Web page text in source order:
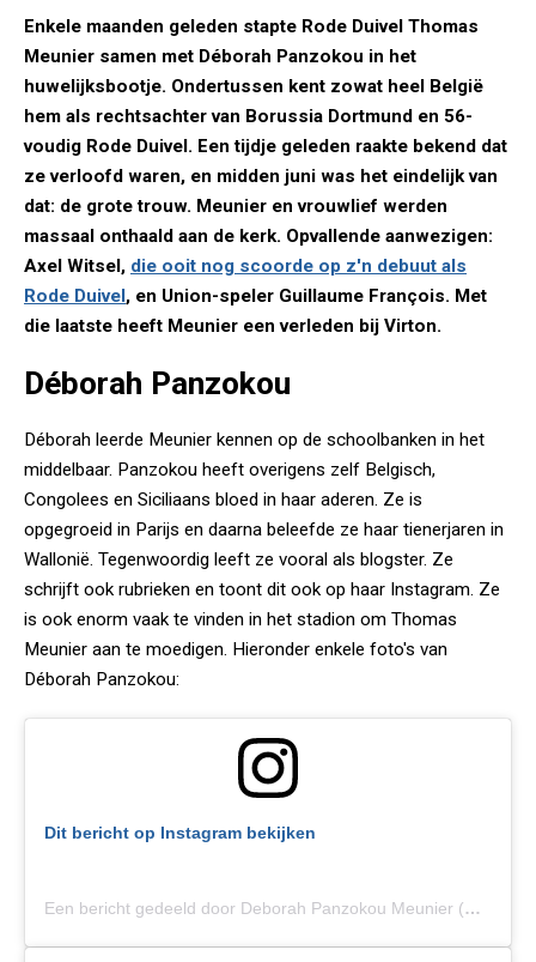
Enkele maanden geleden stapte Rode Duivel Thomas
Meunier samen met Déborah Panzokou in het
huwelijksbootje. Ondertussen kent zowat heel België
hem als rechtsachter van Borussia Dortmund en 56-
voudig Rode Duivel. Een tijdje geleden raakte bekend dat
ze verloofd waren, en midden juni was het eindelijk van
dat: de grote trouw. Meunier en vrouwlief werden
massaal onthaald aan de kerk. Opvallende aanwezigen:
Axel Witsel, die ooit nog scoorde op z'n debuut als
Rode Duivel, en Union-speler Guillaume François. Met
die laatste heeft Meunier een verleden bij Virton.
Déborah Panzokou
Déborah leerde Meunier kennen op de schoolbanken in het
middelbaar. Panzokou heeft overigens zelf Belgisch,
Congolees en Siciliaans bloed in haar aderen. Ze is
opgegroeid in Parijs en daarna beleefde ze haar tienerjaren in
Wallonië. Tegenwoordig leeft ze vooral als blogster. Ze
schrijft ook rubrieken en toont dit ook op haar Instagram. Ze
is ook enorm vaak te vinden in het stadion om Thomas
Meunier aan te moedigen. Hieronder enkele foto's van
Déborah Panzokou:
Dit bericht op Instagram bekijken
Een bericht gedeeld door Deborah Panzokou Meunier (@d.borah)